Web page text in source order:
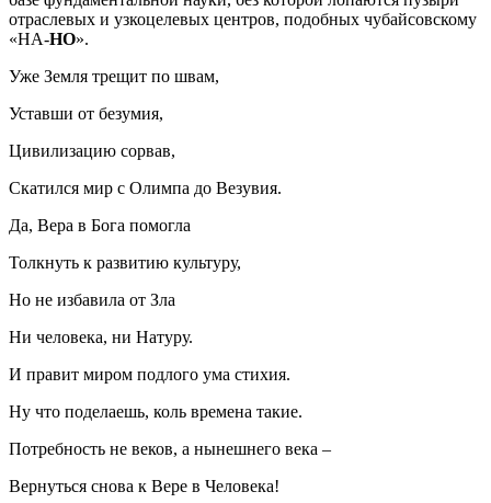
отраслевых и узкоцелевых центров, подобных чубайсовскому
«НА-НО».
Уже Земля трещит по швам,
Уставши от безумия,
Цивилизацию сорвав,
Скатился мир с Олимпа до Везувия.
Да, Вера в Бога помогла
Толкнуть к развитию культуру,
Но не избавила от Зла
Ни человека, ни Натуру.
И правит миром подлого ума стихия.
Ну что поделаешь, коль времена такие.
Потребность не веков, а нынешнего века –
Вернуться снова к Вере в Человека!